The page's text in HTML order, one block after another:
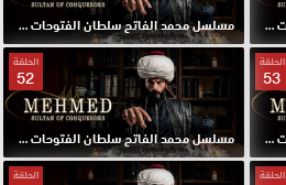
مسلسل محمد الفاتح سلطان الفتوحات مترجم الحلقة 55 HD مسلسل محمد الفاتح سلطان الفتوحات مترجم الحلقة 54 HD
الحلقة
53
مسلسل محمد الفاتح سلطان الفتوحات مترجم الحلقة 53 HD
الحلقة
52
مسلسل محمد الفاتح سلطان الفتوحات مترجم الحلقة 52 HD
الحلقة الحلقة